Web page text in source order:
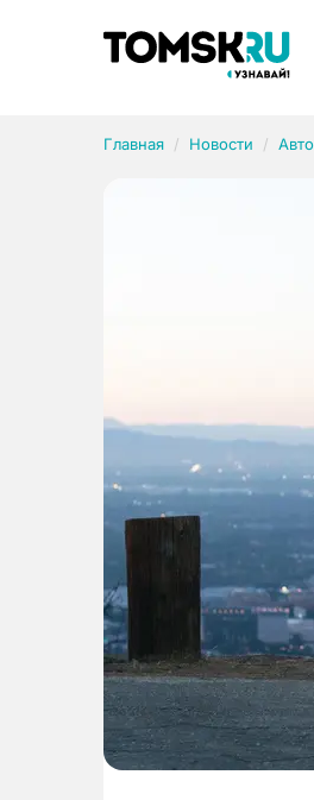
Главная Новости
Рубрики